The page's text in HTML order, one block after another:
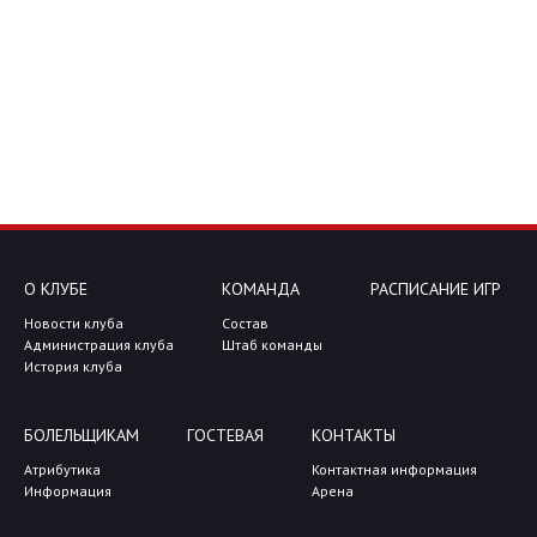
О КЛУБЕ
Новости клуба
Администрация клуба
История клуба
КОМАНДА
Состав
Штаб команды
РАСПИСАНИЕ ИГР
БОЛЕЛЬЩИКАМ
Атрибутика
Информация
ГОСТЕВАЯ КОНТАКТЫ
Контактная информация
Арена